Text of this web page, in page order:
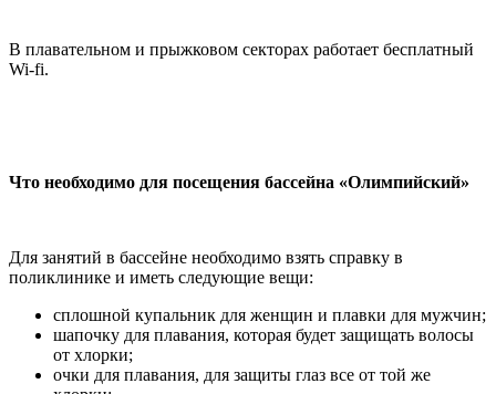
В плавательном и прыжковом секторах работает бесплатный
Wi-fi.
Что необходимо для посещения бассейна «Олимпийский»
Для занятий в бассейне необходимо взять справку в
поликлинике и иметь следующие вещи:
сплошной купальник для женщин и плавки для мужчин;
шапочку для плавания, которая будет защищать волосы
от хлорки;
очки для плавания, для защиты глаз все от той же